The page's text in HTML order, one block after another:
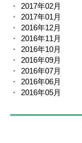
2017年02月
2017年01月
2016年12月
2016年11月
2016年10月
2016年09月
2016年07月
2016年06月
2016年05月